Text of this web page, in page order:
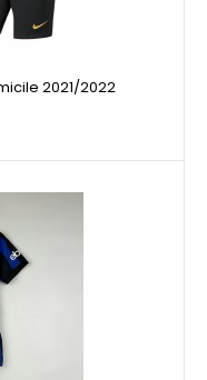
2021/2022